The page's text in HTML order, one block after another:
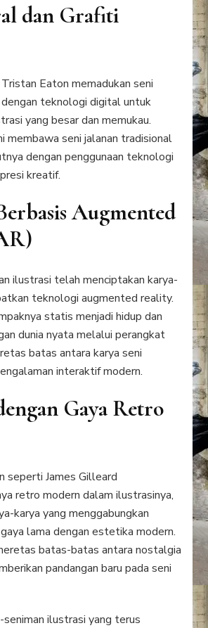
dan Grafiti
Eaton memadukan seni
teknologi digital untuk
yang besar dan memukau.
membawa seni jalanan tradisional
dengan penggunaan teknologi
kreatif.
Augmented
ilustrasi telah menciptakan karya-
teknologi augmented reality.
statis menjadi hidup dan
dunia nyata melalui perangkat
batas antara karya seni
interaktif modern.
Gaya Retro
seperti James Gilleard
retro modern dalam ilustrasinya,
karya yang menggabungkan
lama dengan estetika modern.
batas-batas antara nostalgia
pandangan baru pada seni
seniman ilustrasi yang terus